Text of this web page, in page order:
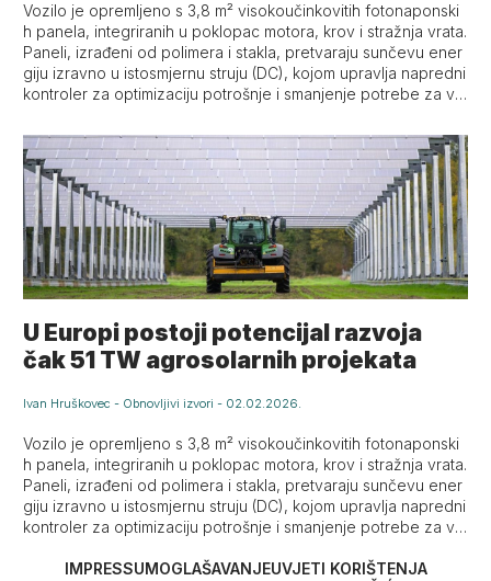
Vozilo je opremljeno s 3,8 m² visokoučinkovitih fotonaponski
h panela, integriranih u poklopac motora, krov i stražnja vrata.
Paneli, izrađeni od polimera i stakla, pretvaraju sunčevu ener
giju izravno u istosmjernu struju (DC), kojom upravlja napredni
kontroler za optimizaciju potrošnje i smanjenje potrebe za va
U Europi postoji potencijal razvoja
čak 51 TW agrosolarnih projekata
Ivan Hruškovec - Obnovljivi izvori - 02.02.2026.
Vozilo je opremljeno s 3,8 m² visokoučinkovitih fotonaponski
h panela, integriranih u poklopac motora, krov i stražnja vrata.
Paneli, izrađeni od polimera i stakla, pretvaraju sunčevu ener
giju izravno u istosmjernu struju (DC), kojom upravlja napredni
kontroler za optimizaciju potrošnje i smanjenje potrebe za va
IMPRESSUMOGLAŠAVANJEUVJETI KORIŠTENJA